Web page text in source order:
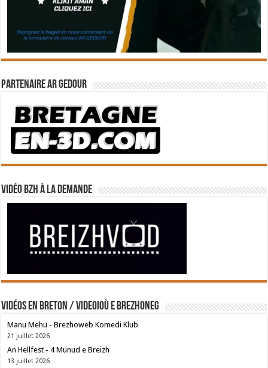
Partenaire Ar Gedour
Vidéo BZH à la demande
Vidéos en breton / Videoioù e brezhoneg
Manu Mehu - Brezhoweb Komedi Klub
21 juillet 2026
An Hellfest - 4 Munud e Breizh
13 juillet 2026